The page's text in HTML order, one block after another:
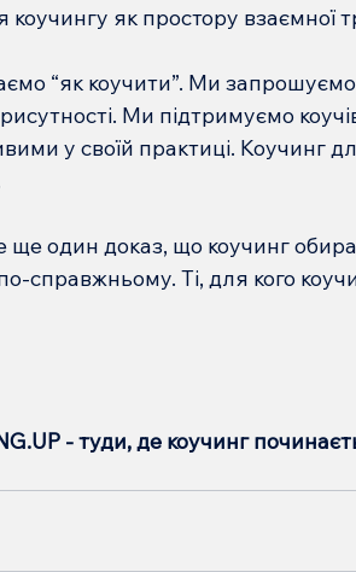
коучингу як простору взаємної
“як коучити”. Ми
Ми підтримуємо
у своїй практиці. Коучинг
ще один доказ, що коучинг
Ті, для кого
- туди, де коучинг